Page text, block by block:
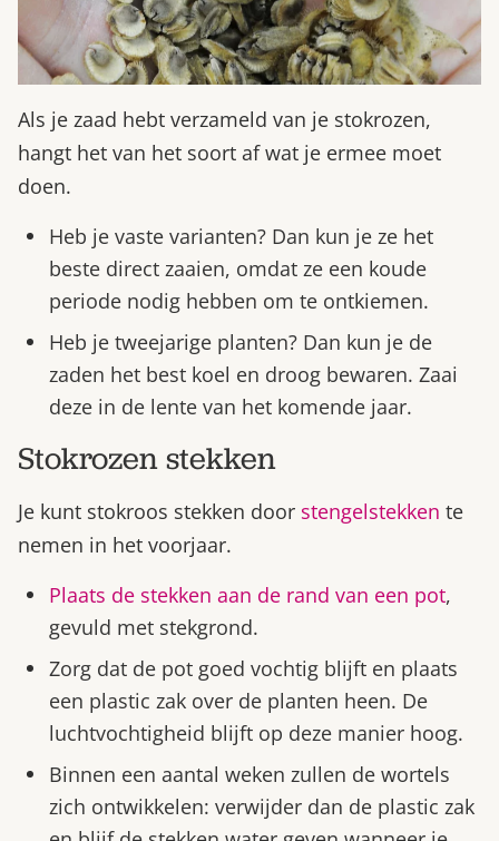
Als je zaad hebt verzameld van je stokrozen,
hangt het van het soort af wat je ermee moet
doen.
Heb je vaste varianten? Dan kun je ze het
beste direct zaaien, omdat ze een koude
periode nodig hebben om te ontkiemen.
Heb je tweejarige planten? Dan kun je de
zaden het best koel en droog bewaren. Zaai
deze in de lente van het komende jaar.
Stokrozen stekken
Je kunt stokroos stekken door stengelstekken te
nemen in het voorjaar.
Plaats de stekken aan de rand van een pot,
gevuld met stekgrond.
Zorg dat de pot goed vochtig blijft en plaats
een plastic zak over de planten heen. De
luchtvochtigheid blijft op deze manier hoog.
Binnen een aantal weken zullen de wortels
zich ontwikkelen: verwijder dan de plastic zak